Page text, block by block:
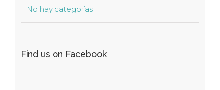
No hay categorías
Find us on Facebook